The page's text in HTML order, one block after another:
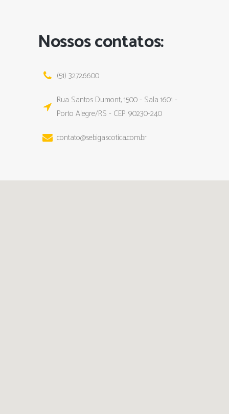
Nossos contatos:
(51) 3272.6600
Rua Santos Dumont, 1500 - Sala 1601 -
Porto Alegre/RS - CEP: 90230-240
contato@sebigascotica.com.br